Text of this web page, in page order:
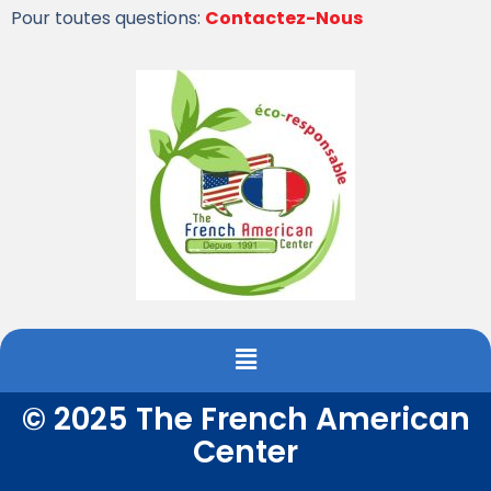
Pour toutes questions: Contactez-Nous
© 2025 The French American
Center